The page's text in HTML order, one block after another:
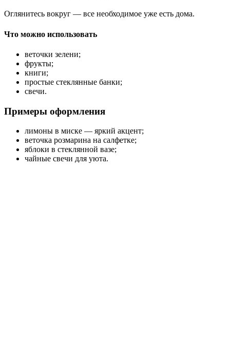
Оглянитесь вокруг — все необходимое уже есть дома.
Что можно использовать
веточки зелени;
фрукты;
книги;
простые стеклянные банки;
свечи.
Примеры оформления
лимоны в миске — яркий акцент;
веточка розмарина на салфетке;
яблоки в стеклянной вазе;
чайные свечи для уюта.